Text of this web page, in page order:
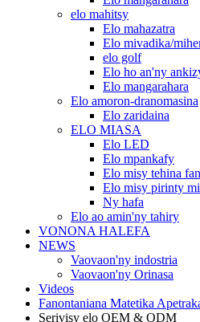
elo mahitsy
Elo mahazatra
Elo mivadika/
elo golf
Elo ho an'ny
Elo mangarahara
Elo amoron-dranomasina
Elo zaridaina
ELO MIASA
Elo LED
Elo mpankafy
Elo misy tehina
Elo misy pirinty
Ny hafa
Elo ao amin'ny tahiry
VONONA HALEFA
NEWS
Vaovaon'ny indostria
Vaovaon'ny Orinasa
Videos
Fanontaniana Matetika
Serivisy elo OEM & ODM